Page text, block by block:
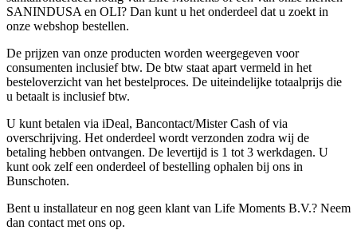
SANINDUSA en OLI? Dan kunt u het onderdeel dat u zoekt in
onze webshop bestellen.
De prijzen van onze producten worden weergegeven voor
consumenten inclusief btw. De btw staat apart vermeld in het
besteloverzicht van het bestelproces. De uiteindelijke totaalprijs die
u betaalt is inclusief btw.
U kunt betalen via iDeal, Bancontact/Mister Cash of via
overschrijving. Het onderdeel wordt verzonden zodra wij de
betaling hebben ontvangen. De levertijd is 1 tot 3 werkdagen. U
kunt ook zelf een onderdeel of bestelling ophalen bij ons in
Bunschoten.
Bent u installateur en nog geen klant van Life Moments B.V.? Neem
dan contact met ons op.